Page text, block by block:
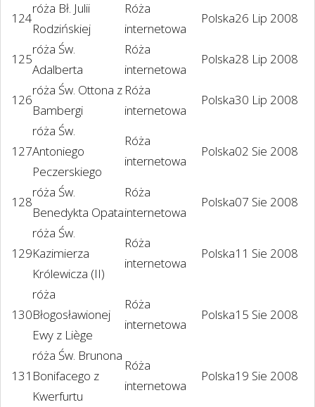
124
róża Bł. Julii
Rodzińskiej
Róża
internetowa
Polska26 Lip 2008
125
róża Św.
Adalberta
Róża
internetowa
Polska28 Lip 2008
126
róża Św. Ottona z
Bambergi
Róża
internetowa
Polska30 Lip 2008
127
róża Św.
Antoniego
Peczerskiego
Róża
internetowa
Polska02 Sie 2008
128
róża Św.
Benedykta Opata
Róża
internetowa
Polska07 Sie 2008
129
róża Św.
Kazimierza
Królewicza (II)
Róża
internetowa
Polska11 Sie 2008
130
róża
Błogosławionej
Ewy z Liège
Róża
internetowa
Polska15 Sie 2008
131
róża Św. Brunona
Bonifacego z
Kwerfurtu
Róża
internetowa
Polska19 Sie 2008